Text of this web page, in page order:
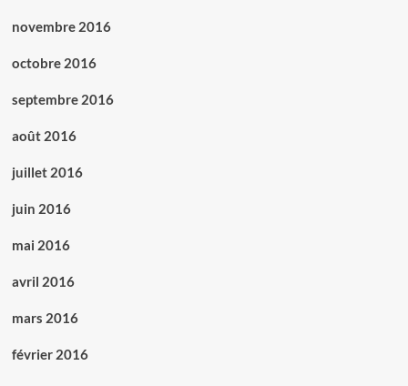
novembre 2016
octobre 2016
septembre 2016
août 2016
juillet 2016
juin 2016
mai 2016
avril 2016
mars 2016
février 2016